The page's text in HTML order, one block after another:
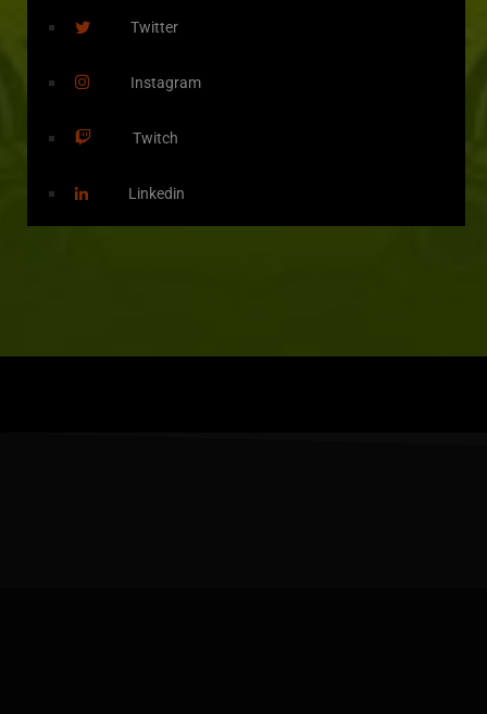
Twitter
Instagram
Twitch
Linkedin